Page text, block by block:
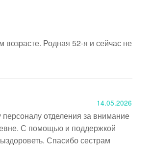
Родная 52-я и сейчас не
14.05.2026
отделения за внимание
С помощью и поддержкой
Спасибо сестрам